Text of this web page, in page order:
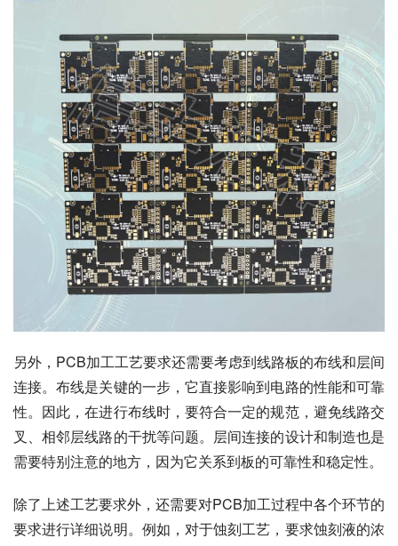
另外，PCB加工工艺要求还需要考虑到线路板的布线和层间
连接。布线是关键的一步，它直接影响到电路的性能和可靠
性。因此，在进行布线时，要符合一定的规范，避免线路交
叉、相邻层线路的干扰等问题。层间连接的设计和制造也是
需要特别注意的地方，因为它关系到板的可靠性和稳定性。
除了上述工艺要求外，还需要对PCB加工过程中各个环节的
要求进行详细说明。例如，对于蚀刻工艺，要求蚀刻液的浓